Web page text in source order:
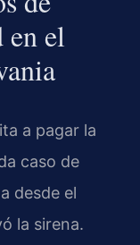
en el
a pagar la
caso de
desde el
la sirena.